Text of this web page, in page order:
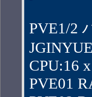
PVE1/2
CPU:16
PVE01